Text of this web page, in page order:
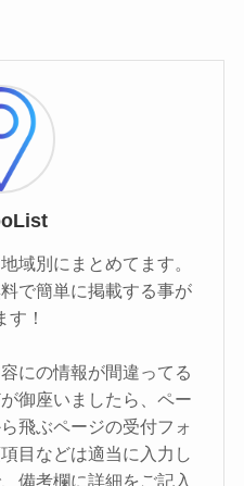
域別にまとめてます。
で簡単に掲載する事が
す！
にの情報が間違ってる
御座いましたら、ペー
飛ぶページの受付フォ
目などは適当に入力し
備考欄に詳細をご記入